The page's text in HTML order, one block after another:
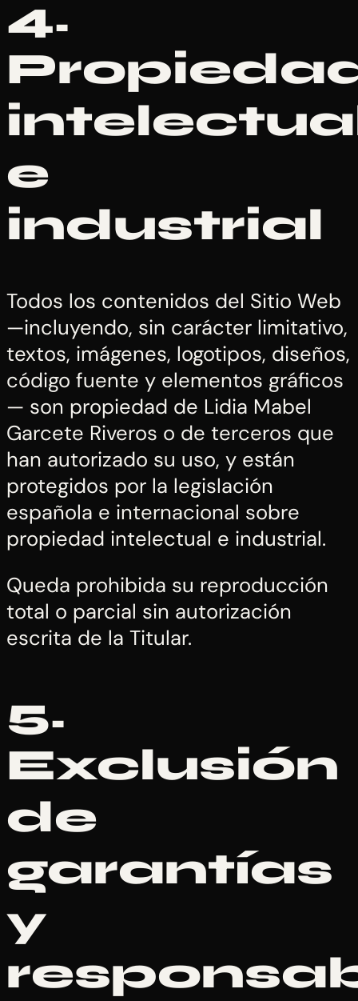
4.
e
industrial
Todos los contenidos del Sitio Web
—incluyendo, sin carácter limitativo,
textos, imágenes, logotipos, diseños,
código fuente y elementos gráficos
— son propiedad de Lidia Mabel
Garcete Riveros o de terceros que
han autorizado su uso, y están
protegidos por la legislación
española e internacional sobre
propiedad intelectual e industrial.
Queda prohibida su reproducción
total o parcial sin autorización
escrita de la Titular.
5.
Exclusión
de
garantías
y